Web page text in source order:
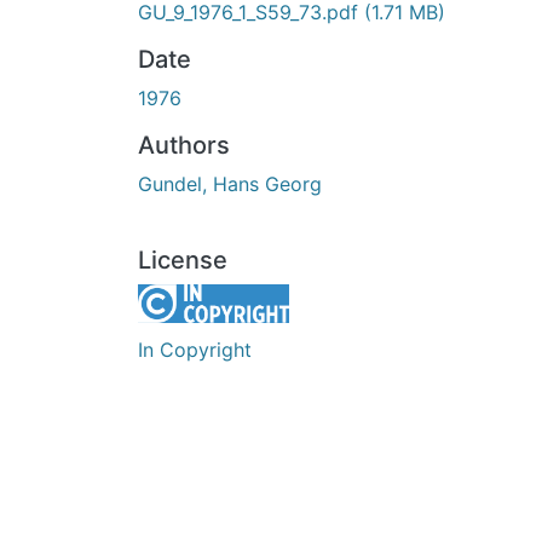
GU_9_1976_1_S59_73.pdf (1.71 MB)
Date
1976
Authors
Gundel, Hans Georg
License
In Copyright